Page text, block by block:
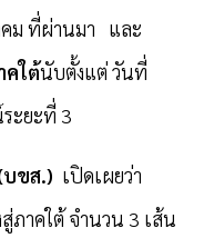
ม ที่ผ่านมา และ
คใต้นับตั้งแต่ วันที่
ะยะที่ 3
บขส.) เปิดเผยว่า
ภาคใต้ จำนวน 3 เส้น